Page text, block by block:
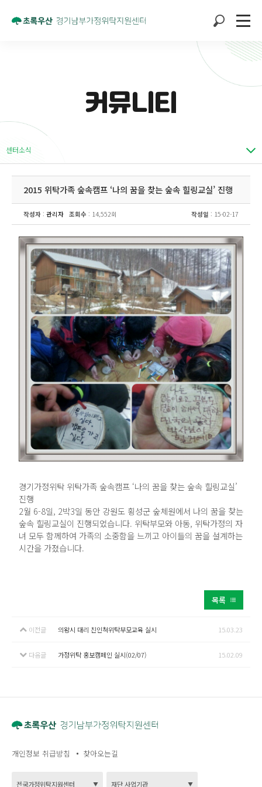
커뮤니티
센터소식
2015 위탁가족 숲속캠프 ‘나의 꿈을 찾는 숲속 힐링교실’ 진행
작성자 : 관리자 조회수 : 14,552회 작성일 : 15-02-17
경기가정위탁 위탁가족 숲속캠프 ‘나의 꿈을 찾는 숲속 힐링교실’
진행
2월 6-8일, 2박3일 동안 강원도 횡성군 숲체원에서 나의 꿈을 찾는
숲속 힐링교실이 진행되었습니다. 위탁부모와 아동, 위탁가정의 자
녀 모두 함께하여 가족의 소중함을 느끼고 아이들의 꿈을 설계하는
시간을 가졌습니다.
목록
이전글 의왕시 대리 친인척위탁부모교육 실시 15.03.23
다음글 가정위탁 홍보캠페인 실시(02/07) 15.02.09
개인정보 취급방침 찾아오는길